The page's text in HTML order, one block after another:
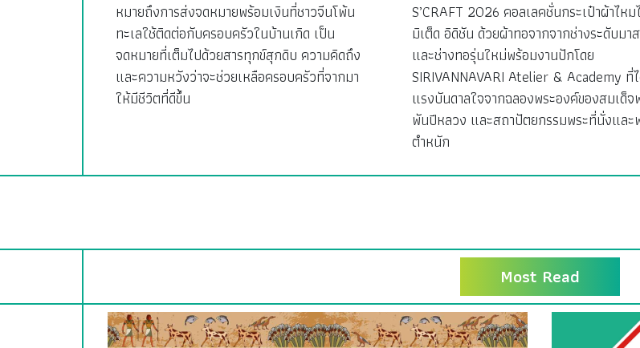
หมายถึงการส่งจดหมายพร้อมเงินที่ชาวจีนโพ้น
ทะเลใช้ติดต่อกับครอบครัวในบ้านเกิด เป็น
จดหมายที่เต็มไปด้วยสารทุกข์สุกดิบ ความคิดถึง
และความหวังว่าจะช่วยเหลือครอบครัวที่จากมา
ให้มีชีวิตที่ดีขึ้น
S’CRAFT 2026 คอลเลคชั่นกระเป๋าผ้าไห
มิเต็ด อิดิชัน ด้วยผ้าทอจากจากช่างระดับมา
และช่างทอรุ่นใหม่พร้อมงานปักโดย
SIRIVANNAVARI Atelier & Academy ที่
แรงบันดาลใจจากฉลองพระองค์ของสมเด็จ
พันปีหลวง และสถาปัตยกรรมพระที่นั่งและ
ตำหนัก
Most Read